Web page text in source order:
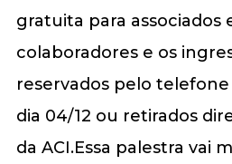
gratuita para associados
colaboradores e os
reservados pelo telefone
dia 04/12 ou retirados
da ACI.Essa palestra vai